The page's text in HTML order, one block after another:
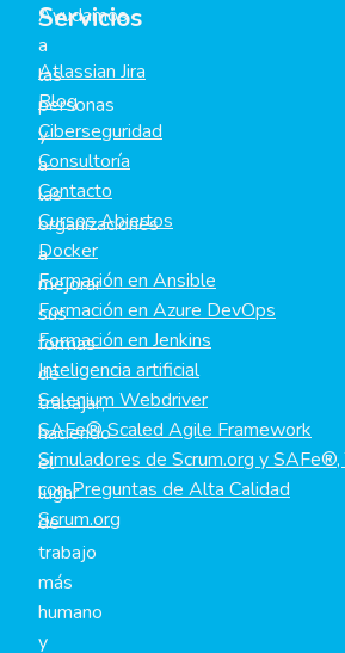
Ayudamos
a
las
personas
y
a
las
organizaciones
a
mejorar
sus
formas
de
trabajar,
haciendo
el
lugar
de
trabajo
más
humano
y
Servicios
Atlassian Jira
Blog
Ciberseguridad
Consultoría
Contacto
Cursos Abiertos
Docker
Formación en Ansible
Formación en Azure DevOps
Formación en Jenkins
Inteligencia artificial
Selenium Webdriver
SAFe® Scaled Agile Framework
Simuladores de Scrum.org y
con Preguntas de Alta Calidad
Scrum.org